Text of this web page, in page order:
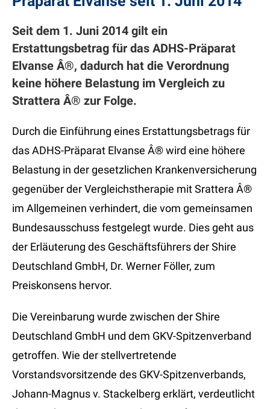
Seit dem 1. Juni 2014 gilt ein
Erstattungsbetrag für das ADHS-Präparat
Elvanse Â®, dadurch hat die Verordnung
keine höhere Belastung im Vergleich zu
Strattera Â® zur Folge.
Durch die Einführung eines Erstattungsbetrags für
das ADHS-Präparat Elvanse Â® wird eine höhere
Belastung in der gesetzlichen Krankenversicherung
gegenüber der Vergleichstherapie mit Srattera Â®
im Allgemeinen verhindert, die vom gemeinsamen
Bundesausschuss festgelegt wurde. Dies geht aus
der Erläuterung des Geschäftsführers der Shire
Deutschland GmbH, Dr. Werner Föller, zum
Preiskonsens hervor.
Die Vereinbarung wurde zwischen der Shire
Deutschland GmbH und dem GKV-Spitzenverband
getroffen. Wie der stellvertretende
Vorstandsvorsitzende des GKV-Spitzenverbands,
Johann-Magnus v. Stackelberg erklärt, verdeutlicht